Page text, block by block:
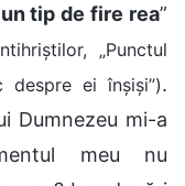
tip de fire rea”
„Punctul
ei înșiși”).
Dumnezeu mi-a
meu nu